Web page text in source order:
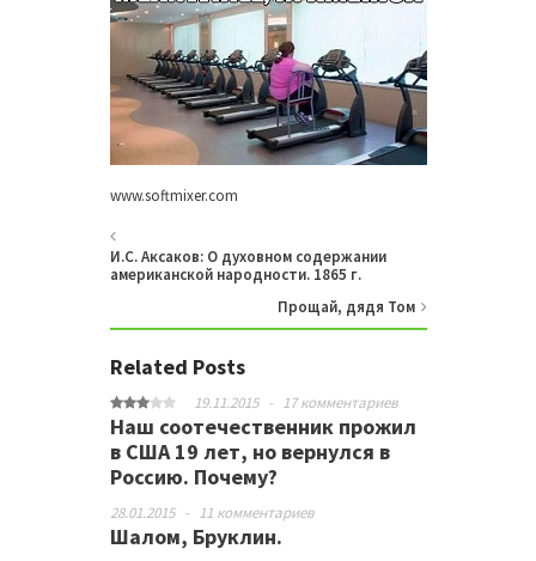
www.softmixer.com
И.С. Аксаков: О духовном содержании
американской народности. 1865 г.
Прощай, дядя Том
Related Posts
19.11.2015 - 17 комментариев
Наш соотечественник прожил
в США 19 лет, но вернулся в
Россию. Почему?
28.01.2015 - 11 комментариев
Шалом, Бруклин.